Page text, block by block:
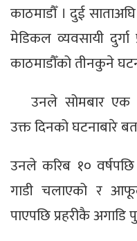
काठमाडौँ । दुई
मेडिकल व्यवसायी
काठमाडौँको तीनकुने
उनले सोमबार एक
उक्त दिनको घटनाबारे
उनले करिब १०
गाडी चलाएको र
पाएपछि प्रहरीकै